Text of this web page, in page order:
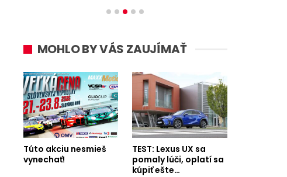
MOHLO BY VÁS ZAUJÍMAŤ
Túto akciu nesmieš
vynechať!
TEST: Lexus UX sa
pomaly lúči, oplatí sa
kúpiť ešte…